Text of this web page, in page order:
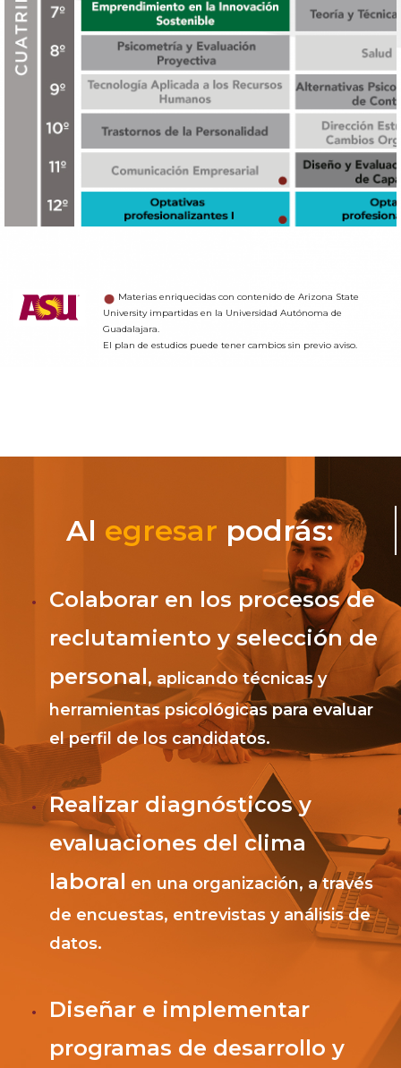
Materias enriquecidas con contenido de Arizona State
University impartidas en la Universidad Autónoma de
Guadalajara.
El plan de estudios puede tener cambios sin previo aviso.
Al egresar podrás:
Colaborar en los procesos de
reclutamiento y selección de
personal, aplicando técnicas y
herramientas psicológicas para evaluar
el perfil de los candidatos.
Realizar diagnósticos y
evaluaciones del clima
laboral en una organización, a través
de encuestas, entrevistas y análisis de
datos.
Diseñar e implementar
programas de desarrollo y